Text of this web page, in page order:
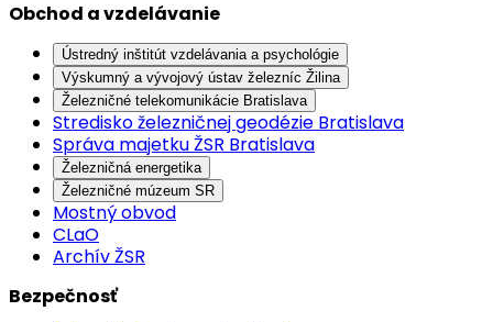
Obchod a vzdelávanie
Ústredný inštitút vzdelávania a psychológie
Výskumný a vývojový ústav železníc Žilina
Železničné telekomunikácie Bratislava
Stredisko železničnej geodézie Bratislava
Správa majetku ŽSR Bratislava
Železničná energetika
Železničné múzeum SR
Mostný obvod
CLaO
Archív ŽSR
Bezpečnosť